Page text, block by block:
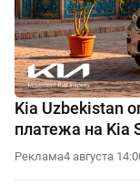
Kia Uzbekistan
платежа на Kia
Реклама4 августа